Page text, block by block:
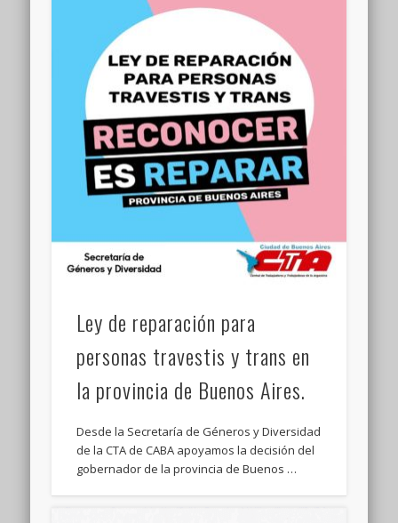
Ley de reparación para
personas travestis y trans en
la provincia de Buenos Aires.
Desde la Secretaría de Géneros y Diversidad
de la CTA de CABA apoyamos la decisión del
gobernador de la provincia de Buenos …